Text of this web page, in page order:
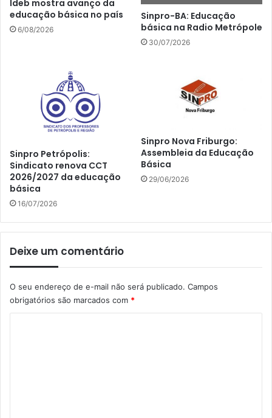
Ideb mostra avanço da
educação básica no país
6/08/2026
Sinpro-BA: Educação
básica na Radio Metrópole
30/07/2026
Sinpro Petrópolis:
Sindicato renova CCT
2026/2027 da educação
básica
16/07/2026
Sinpro Nova Friburgo:
Assembleia da Educação
Básica
29/06/2026
Deixe um comentário
O seu endereço de e-mail não será publicado. Campos
obrigatórios são marcados com *